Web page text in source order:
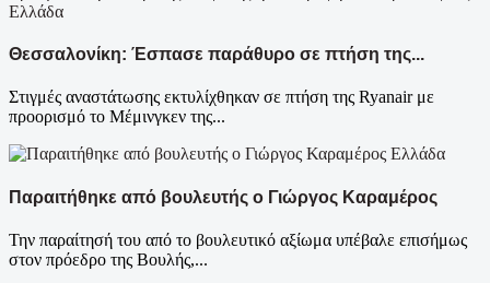
Ελλάδα
Θεσσαλονίκη: Έσπασε παράθυρο σε πτήση της...
Στιγμές αναστάτωσης εκτυλίχθηκαν σε πτήση της Ryanair με
προορισμό το Μέμινγκεν της...
Ελλάδα
Παραιτήθηκε από βουλευτής ο Γιώργος Καραμέρος
Την παραίτησή του από το βουλευτικό αξίωμα υπέβαλε επισήμως
στον πρόεδρο της Βουλής,...